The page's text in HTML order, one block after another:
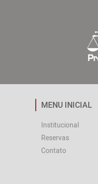
MENU INICIAL
Institucional
Reservas
Contato